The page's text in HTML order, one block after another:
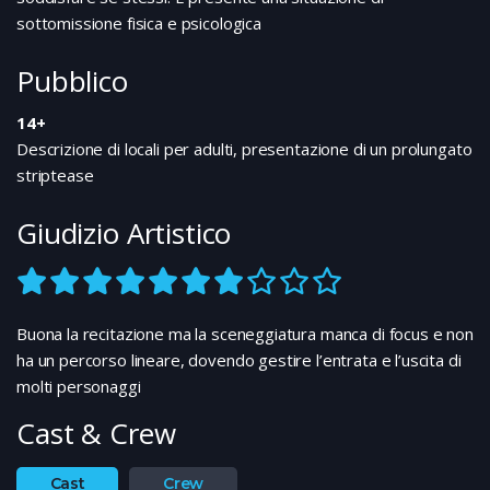
memoria con sua madre: quando vivevano in una
grotta e lui aveva dovuto frequentare un seminario,
tempo, per chi era povero, di ricevere un’istruzione...
sottomissione fisica e psicologica
Pubblico
14+
Descrizione di locali per adulti, presentazione di un prolungato
striptease
Giudizio Artistico
Buona la recitazione ma la sceneggiatura manca di focus e non
ha un percorso lineare, dovendo gestire l’entrata e l’uscita di
molti personaggi
Cast & Crew
Cast Crew